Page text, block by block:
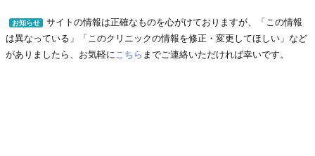
お知らせ
サイトの情報は正確なものを心がけておりますが、「この情報
は異なっている」「このクリニックの情報を修正・変更してほしい」など
がありましたら、お気軽に こちら までご連絡いただければ幸いです。